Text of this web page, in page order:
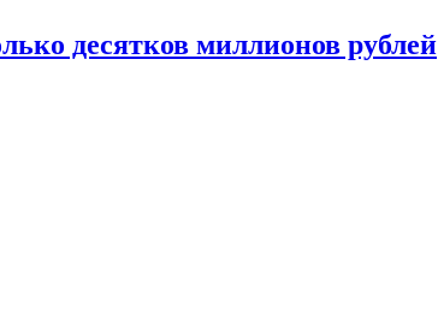
десятков миллионов рублей